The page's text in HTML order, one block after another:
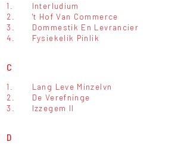
1.
Interludium
2.
't Hof Van Commerce
3.
Dommestik En Levrancier
4.
Fysiekelik Pinlik
C
1.
Lang Leve Minzelvn
2.
De Verefninge
3.
Izzegem II
D